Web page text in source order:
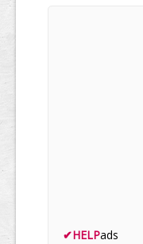
✔HELPads